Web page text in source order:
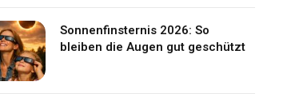
Sonnenfinsternis 2026: So
bleiben die Augen gut geschützt